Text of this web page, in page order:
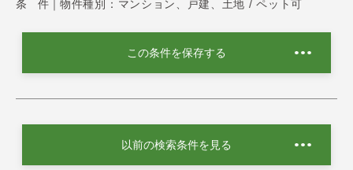
条 件｜ 物件種別：マンション、戸建、土地 / ペット可
この条件を保存する
以前の検索条件を見る